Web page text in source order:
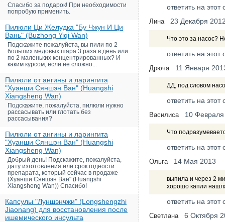
Спасибо за подарок! При необходимости
попробую применить.
Пилюли Ци Желудка "Бу Чжун И Ци
Вань" (Buzhong Yiqi Wan)
Подскажите пожалуйста, вы пили по 2
больших медовых шара 3 раза в день или
по 2 маленьких концентрированных? И
каким курсом, если не сложно...
Пилюли от ангины и ларингита
"Хуанши Сяншэн Ван" (Huangshi
Xiangsheng Wan)
Подскажите, пожалуйста, пилюли нужно
рассасывать или глотать без
рассасывания?
Пилюли от ангины и ларингита
"Хуанши Сяншэн Ван" (Huangshi
Xiangsheng Wan)
Добрый день! Подскажите, пожалуйста,
дату изготовления или срок годности
препарата, который сейчас в продаже
(Хуанши Сяншэн Ван" (Huangshi
Xiangsheng Wan)) Спасибо!
Капсулы "Луншэнчжи" (Longshengzhi
Jiaonang) для восстановления после
ишемического инсульта
ответить на этот
Лина 23 Декабря
Что это за насос?
ответить на этот
Дрюча 11 Января
ДД, под словом
ответить на этот
Василиса 10
Что
ответить на этот
Ольга 14 Мая 2013
выпила и через 2
хорошо капли
ответить на этот
Светлана 6 Октября